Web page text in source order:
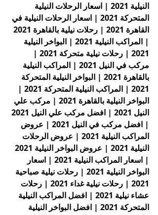
النيلية 2021 | اسعار الرحلات النيلية
المتحركة 2021 | اسعار الرحلات النيلية في
| المراكب النيلية 2021 | البواخر النيلية
2021 | رحلات نيلية متحركة 2021 |
مركب في النيل 2021 | المراكب النيلية
بالقاهرة 2021 | البواخر النيلية المتحركة
2021 | المراكب النيلية المتحركة 2021 |
البواخر النيلية بالقاهرة 2021 | مركب علي
| افضل مركب في النيل 2021 | عروض
المراكب النيلية 2021 | عروض الرحلات
| اسعار المراكب النيلية 2021 | اسعار
البواخر النيلية 2021 | رحلات نيلية صباحية
2021 | رحلات نيلية غداء 2021 | رحلات
عشاء نيلية 2021 | افضل المراكب النيلية
المتحركة 2021 | افضل البواخر النيلية